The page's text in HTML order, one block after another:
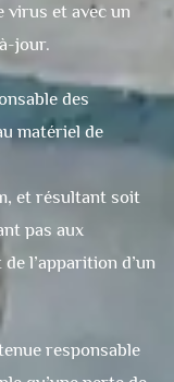
virus et avec un
jour.
des
matériel de
, et résultant soit
pas aux
l’apparition d’un
responsable